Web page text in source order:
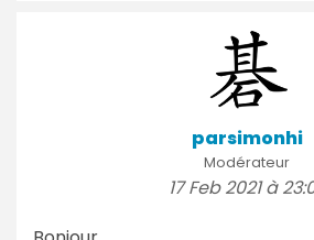
parsimonhi
Modérateur
17 Feb 2021 à